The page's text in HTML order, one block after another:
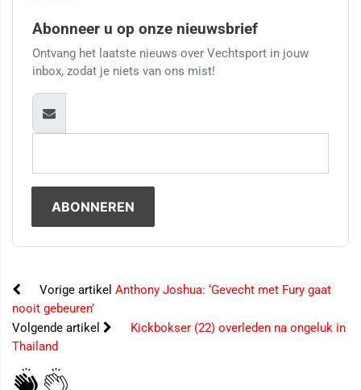
Abonneer u op onze nieuwsbrief
Ontvang het laatste nieuws over Vechtsport in jouw
inbox, zodat je niets van ons mist!
Vorige artikel Anthony Joshua: ‘Gevecht met Fury gaat
nooit gebeuren’
Volgende artikel
Kickbokser (22) overleden na ongeluk in
Thailand